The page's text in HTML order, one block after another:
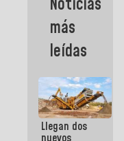
estrellaron
de frente
contra el
Pueblo
Noticias
más
leídas
Llegan dos